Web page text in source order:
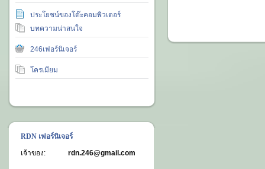
ประโยชน์ของโต๊ะคอมพิวเตอร์
บทความน่าสนใจ
246เฟอร์นิเจอร์
โครเมียม
RDN เฟอร์นิเจอร์
เจ้าของ:
rdn.246@gmail.com